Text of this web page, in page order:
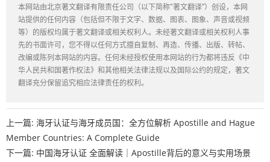
本网站由北京著文翻译有限责任公司（以下简称“著文翻译”）创设，本网
站提供的任何内容（包括但不限于文字、数据、图表、图象、声音或视频
等）的版权均属于著文翻译或相关权利人。未经著文翻译或相关权利人事
先的书面许可，您不得以任何方式擅自复制、再造、传播、出版、转帖、
改编或陈列本网站的内容。任何未经授权使用本网站的行为都将违反《中
华人民共和国著作权法》和其他相关法律法规以及国际公约的规定，著文
翻译充分保留追究相应法律责任的权利。
上一篇: 海牙认证与海牙成员国：全方位解析 Apostille and Hague
Member Countries: A Complete Guide
下一篇: 中国海牙认证 全面解读｜Apostille背后的意义与实用场景